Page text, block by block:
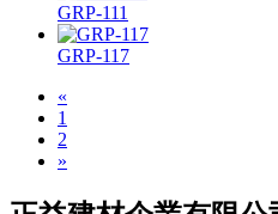
GRP-111
GRP-117
«
1
2
»